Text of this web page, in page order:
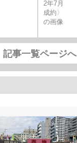
記事一覧ページへ